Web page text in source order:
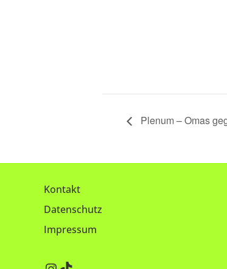
Plenum – Omas
Kontakt
Datenschutz
Impressum